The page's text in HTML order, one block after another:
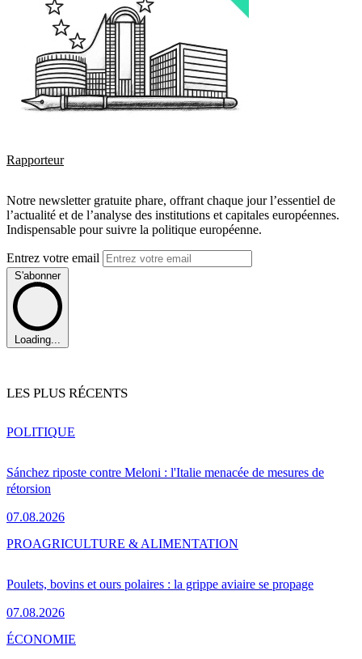
Rapporteur
Notre newsletter gratuite phare, offrant chaque jour l’essentiel de
l’actualité et de l’analyse des institutions et capitales européennes.
Indispensable pour suivre la politique européenne.
Entrez votre email
S'abonner
Loading...
LES PLUS RÉCENTS
Sánchez riposte contre Meloni : l'Italie menacée de mesures de
rétorsion
07.08.2026
POLITIQUE
Poulets, bovins et ours polaires : la grippe aviaire se propage
07.08.2026
PROAGRICULTURE & ALIMENTATION
ÉCONOMIE